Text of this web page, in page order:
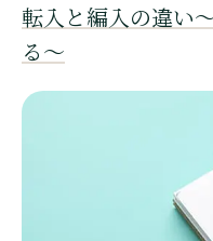
転入と編入の違い
る〜